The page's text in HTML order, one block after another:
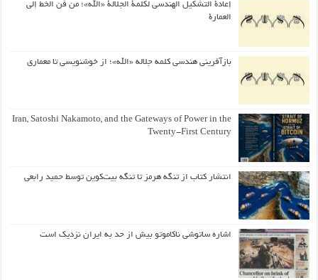
إعادة التشكيل الهندسي لكلمة الجلالة «الله»؛ من فن الخط إلى
العمارة
بازآفرینی هندسی کلمه جلاله «الله»؛ از خوشنویسی تا معماری
Iran, Satoshi Nakamoto, and the Gateways of Power in the
Twenty-First Century
انتشار کتاب از تنگه هرمز تا تنگه بیت‌کوین توسط حمید رابعی
اشاره ساتوشی ناکاموتو بیش از حد به ایران نزدیک است